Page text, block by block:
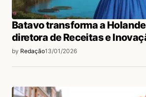
Batavo transforma a
diretora de Receitas e
by Redação13/01/2026